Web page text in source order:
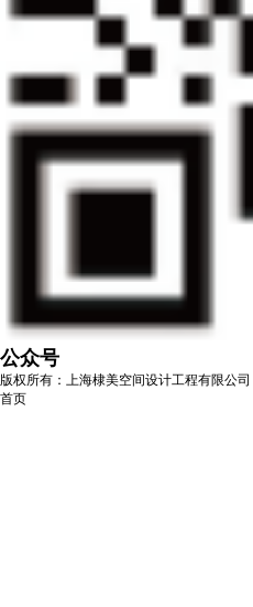
公众号
版权所有：上海棣美空间设计工程有限公司
首页